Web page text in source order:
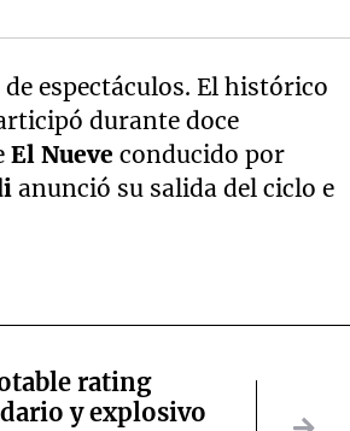
espectáculos. El histórico
durante doce
El Nueve conducido por
anunció su salida del ciclo e
rating
y explosivo